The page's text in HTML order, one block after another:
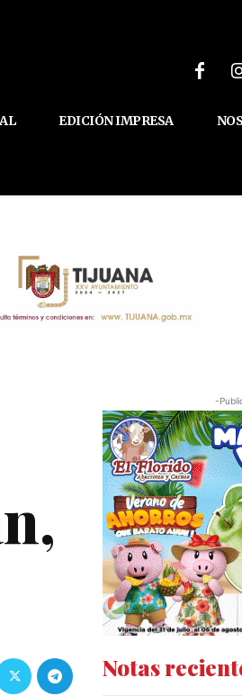
EDICIÓN IMPRESA
-
Notas